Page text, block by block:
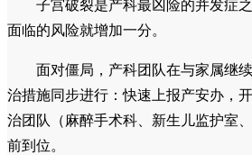
子宫破裂是产科最凶险的并发症
面临的风险就增加一分。
面对僵局，产科团队在与家属继
治措施同步进行：快速上报产安办，
治团队（麻醉手术科、新生儿监护室
前到位。